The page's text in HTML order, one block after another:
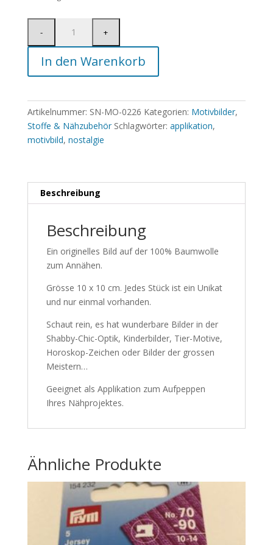
In den Warenkorb
Artikelnummer: SN-MO-0226 Kategorien: Motivbilder,
Stoffe & Nähzubehör Schlagwörter: applikation,
motivbild, nostalgie
Beschreibung
Beschreibung
Ein originelles Bild auf der 100% Baumwolle
zum Annähen.
Grösse 10 x 10 cm. Jedes Stück ist ein Unikat
und nur einmal vorhanden.
Schaut rein, es hat wunderbare Bilder in der
Shabby-Chic-Optik, Kinderbilder, Tier-Motive,
Horoskop-Zeichen oder Bilder der grossen
Meistern…
Geeignet als Applikation zum Aufpeppen
Ihres Nähprojektes.
Ähnliche Produkte